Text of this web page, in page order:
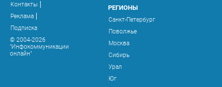
Контакты
Реклама
Подписка
© 2004-2026
"Инфокоммуникации
онлайн"
РЕГИОНЫ
Санкт-Петербург
Поволжье
Москва
Сибирь
Урал
Юг